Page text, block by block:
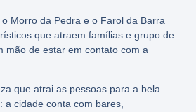
Morro da Pedra e o Farol da Barra
que atraem famílias e grupo de
mão de estar em contato com a
que atrai as pessoas para a bela
a cidade conta com bares,